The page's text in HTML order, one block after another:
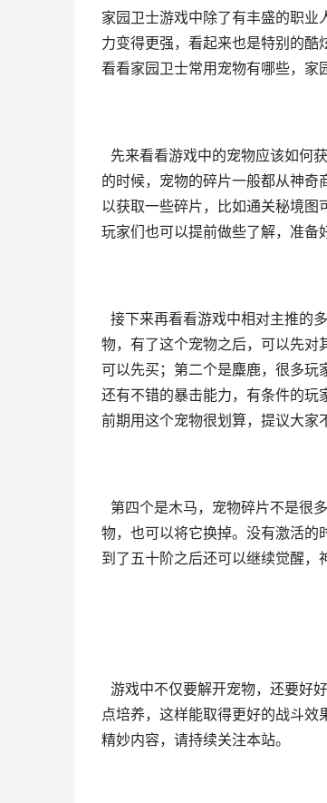
家园卫士游戏中除了有丰盛的职
力变得更强，看起来也是特别的
看看家园卫士常用宠物有哪些，家
先来看看游戏中的宠物应该如何
的时候，宠物的碎片一般都从神
以获取一些碎片，比如通关秘境图
玩家们也可以提前做些了解，准备
接下来再看看游戏中相对主推的
物，有了这个宠物之后，可以先对
可以先买；第二个是麋鹿，很多玩
还有不错的暴击能力，有条件的玩
前期用这个宠物很划算，提议大家
第四个是木马，宠物碎片不是很
物，也可以将它换掉。没有激活的
到了五十阶之后还可以继续觉醒
游戏中不仅要解开宠物，还要好
点培养，这样能取得更好的战斗
精妙内容，请持续关注本站。